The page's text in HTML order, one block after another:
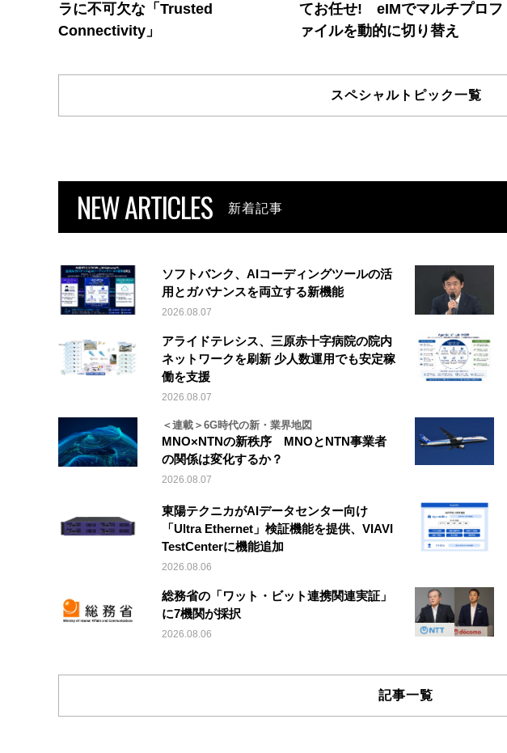
ラに不可欠な「Trusted
Connectivity」
てお任せ! eIMでマルチプロフ
ァイルを動的に切り替え
スペシャルトピック一覧
NEW ARTICLES 新着記事
ソフトバンク、AIコーディングツールの活
用とガバナンスを両立する新機能
2026.08.07
アライドテレシス、三原赤十字病院の院内
ネットワークを刷新 少人数運用でも安定稼
働を支援
2026.08.07
＜連載＞6G時代の新・業界地図
MNO×NTNの新秩序 MNOとNTN事業者
の関係は変化するか？
2026.08.07
東陽テクニカがAIデータセンター向け
「Ultra Ethernet」検証機能を提供、VIAVI
TestCenterに機能追加
2026.08.06
総務省の「ワット・ビット連携関連実証」
に7機関が採択
2026.08.06
記事一覧